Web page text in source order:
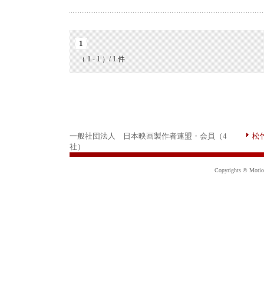
1
（ 1 - 1 ）/ 1 件
一般社団法人 日本映画製作者連盟・会員（4
社）
松
Copyrights ©